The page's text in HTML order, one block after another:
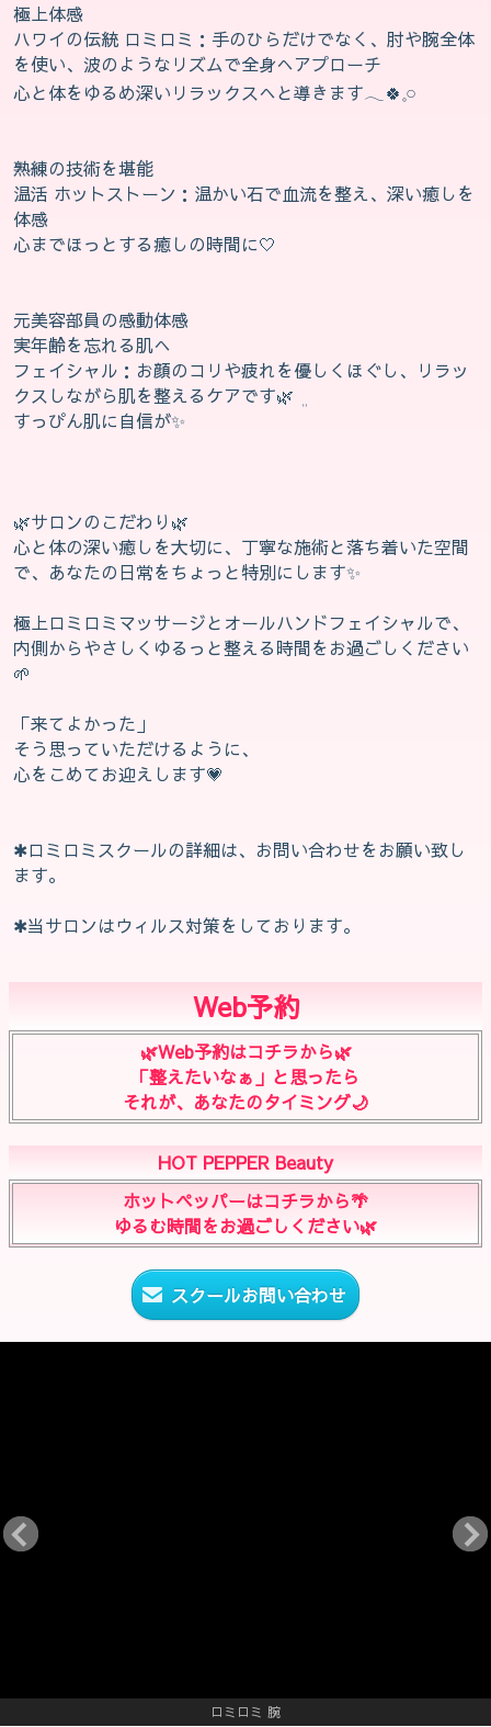
極上体感
ハワイの伝統 ロミロミ：手のひらだけでなく、肘や腕全体
を使い、波のようなリズムで全身へアプローチ
心と体をゆるめ深いリラックスへと導きます𓂃🍀𓈒𓏸
熟練の技術を堪能
温活 ホットストーン：温かい石で血流を整え、深い癒しを
体感
心までほっとする癒しの時間に‎🤍
元美容部員の感動体感
実年齢を忘れる肌へ
フェイシャル：お顔のコリや疲れを優しくほぐし、リラッ
クスしながら肌を整えるケアです🌿‬ ܸ
すっぴん肌に自信が✨️
🌿‬サロンのこだわり🌿‬
心と体の深い癒しを大切に、丁寧な施術と落ち着いた空間
で、あなたの日常をちょっと特別にします✨️
極上ロミロミマッサージとオールハンドフェイシャルで、
内側からやさしくゆるっと整える時間をお過ごしください
🌱‬‪
「来てよかった」
そう思っていただけるように、
心をこめてお迎えします💗
✱ロミロミスクールの詳細は、お問い合わせをお願い致し
ます。
✱当サロンはウィルス対策をしております。
Web予約
🌿‬Web予約はコチラから🌿
「整えたいなぁ」と思ったら
それが、あなたのタイミング🌙
HOT PEPPER Beauty
ホットペッパーはコチラから🌴
ゆるむ時間をお過ごしください🌿‬
スクールお問い合わせ
ロミロミ 腕